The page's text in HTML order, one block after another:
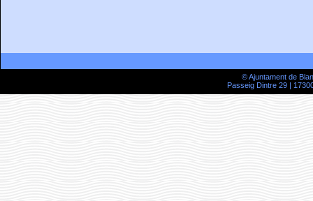
© Ajuntament de
Passeig Dintre 29 |